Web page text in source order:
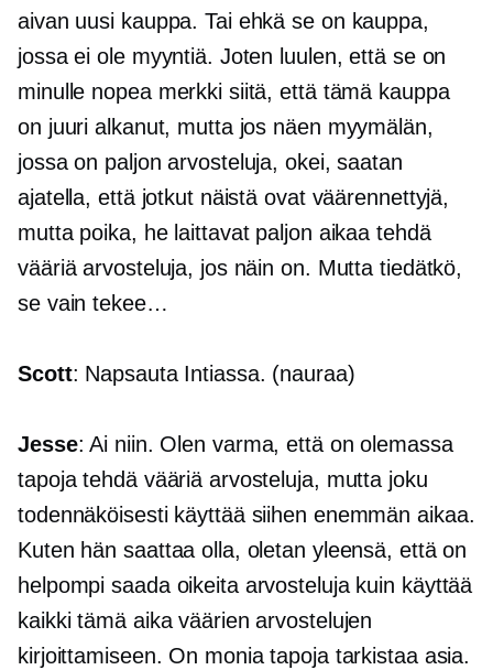
aivan uusi kauppa. Tai ehkä se on kauppa,
jossa ei ole myyntiä. Joten luulen, että se on
minulle nopea merkki siitä, että tämä kauppa
on juuri alkanut, mutta jos näen myymälän,
jossa on paljon arvosteluja, okei, saatan
ajatella, että jotkut näistä ovat väärennettyjä,
mutta poika, he laittavat paljon aikaa tehdä
vääriä arvosteluja, jos näin on. Mutta tiedätkö,
se vain tekee…
Scott: Napsauta Intiassa. (nauraa)
Jesse: Ai niin. Olen varma, että on olemassa
tapoja tehdä vääriä arvosteluja, mutta joku
todennäköisesti käyttää siihen enemmän aikaa.
Kuten hän saattaa olla, oletan yleensä, että on
helpompi saada oikeita arvosteluja kuin käyttää
kaikki tämä aika väärien arvostelujen
kirjoittamiseen. On monia tapoja tarkistaa asia.